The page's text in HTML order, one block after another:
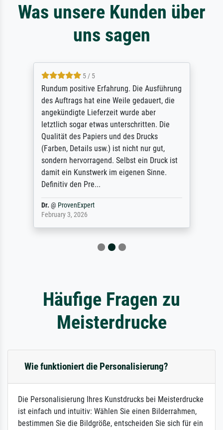
Was unsere Kunden über
uns sagen
5 / 5
Rundum positive Erfahrung. Die Ausführung
des Auftrags hat eine Weile gedauert, die
angekündigte Lieferzeit wurde aber
letztlich sogar etwas unterschritten. Die
Qualität des Papiers und des Drucks
(Farben, Details usw.) ist nicht nur gut,
sondern hervorragend. Selbst ein Druck ist
damit ein Kunstwerk im eigenen Sinne.
Definitiv den Pre...
Dr. @ ProvenExpert
February 3, 2026
Häufige Fragen zu
Meisterdrucke
Wie funktioniert die Personalisierung?
Die Personalisierung Ihres Kunstdrucks bei Meisterdrucke
ist einfach und intuitiv: Wählen Sie einen Bilderrahmen,
bestimmen Sie die Bildgröße, entscheiden Sie sich für ein